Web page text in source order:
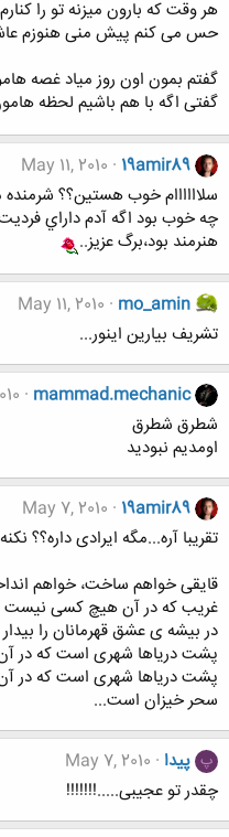
هر وقت که بارون میزنه تو را
حس می کنم پیش منی هنوزم
گفتم بمون اون روز میاد غصه
گفتی اگه با هم باشیم لحظه
19amir89
May 11, 2010
سلاااااام خوب هستين؟؟ شرمنده
چه خوب بود اگه آدم داراي
هنرمند بود،برگ عزيز..
mo_amin
May 11, 2010
تشریف بیارین اینور...
mammad.mechanic
شطرق شطرق
اومدیم نبودید
19amir89
May 7, 2010
تقریبا آره...مگه ایرادی داره؟؟
قایقی خواهم ساخت، خواهم
غریب که در آن هیچ کسی نیست
در بیشه ی عشق قهرمانان را
پشت دریاها شهری است که در
پشت دریاها شهری است که در
سحر خیزان است...
پ پیدا May 7, 2010
چقدر تو عجیبی.....!!!!!!!